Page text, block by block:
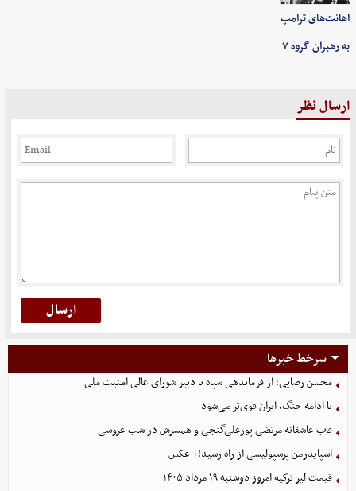
اهانت‌های ترامپ
به رهبران گروه ۷
ارسال نظر
سرخط خبرها
محسن رضایی؛ از فرماندهی سپاه تا دبیر شورای عالی امنیت ملی
با ادامه جنگ، ایران قوی‌تر می‌شود
قاب عاشقانه مرتضی پورعلی‌گنجی و همسرش در شب عروسی
اسپایدرمن پرسپولیسی از راه رسید!+ عکس
قیمت لیر ترکیه امروز دوشنبه ۱۹ مرداد ۱۴۰۵